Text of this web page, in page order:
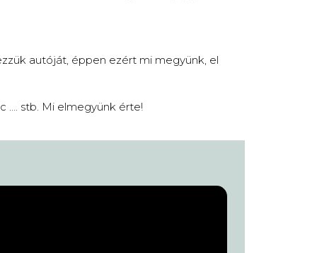
autóját, éppen ezért mi megyünk, el
…. stb. Mi elmegyünk érte!